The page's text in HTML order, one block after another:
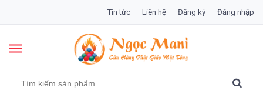
Tin tức Liên hệ Đăng ký Đăng nhập